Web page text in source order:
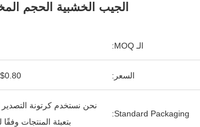
الجيب الخشبية الحجم
الـ MOQ:
السعر: $0.80 - $3.60/pieces
Standard Packaging:
نحن نستخدم كرتونة التصدير
بتعبئة المنتجات وفقًا